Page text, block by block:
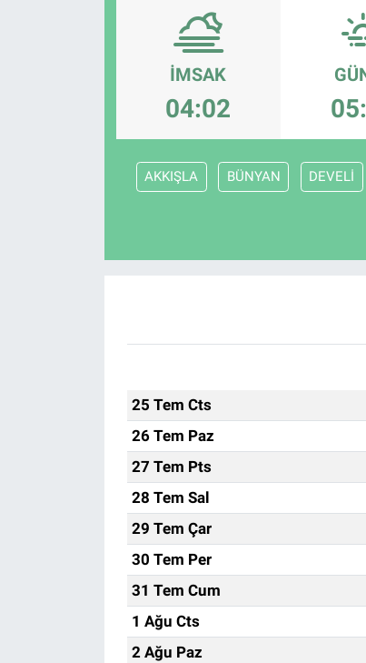
İMSAK
04:02
AKKIŞLA BÜNYAN DEVELİ
25 Tem Cts
26 Tem Paz
27 Tem Pts
28 Tem Sal
29 Tem Çar
30 Tem Per
31 Tem Cum
1 Ağu Cts
2 Ağu Paz